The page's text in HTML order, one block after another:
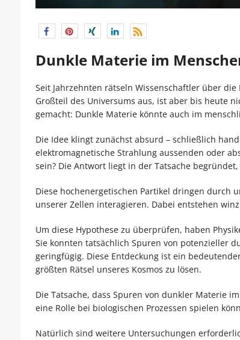
Dunkle Materie im
Seit Jahrzehnten rätseln Wissenschaftler über die
Großteil des Universums aus, ist aber bis heute
gemacht: Dunkle Materie könnte auch im
Die Idee klingt zunächst absurd – schließlich
elektromagnetische Strahlung aussenden oder
sein? Die Antwort liegt in der Tatsache
Diese hochenergetischen Partikel dringen durch
unserer Zellen interagieren. Dabei entstehen
Um diese Hypothese zu überprüfen, haben
Sie konnten tatsächlich Spuren von potenzieller
geringfügig. Diese Entdeckung ist ein
größten Rätsel unseres Kosmos zu lösen.
Die Tatsache, dass Spuren von dunkler Materie
eine Rolle bei biologischen Prozessen spielen
Natürlich sind weitere Untersuchungen